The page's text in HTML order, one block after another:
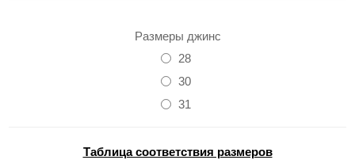
Размеры джинс
28
30
31
Таблица соответствия размеров